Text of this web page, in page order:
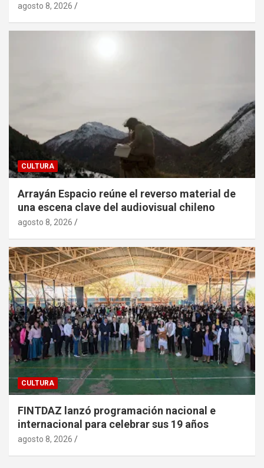
agosto 8, 2026
CULTURA
Arrayán Espacio reúne el reverso material de
una escena clave del audiovisual chileno
agosto 8, 2026
CULTURA
FINTDAZ lanzó programación nacional e
internacional para celebrar sus 19 años
agosto 8, 2026